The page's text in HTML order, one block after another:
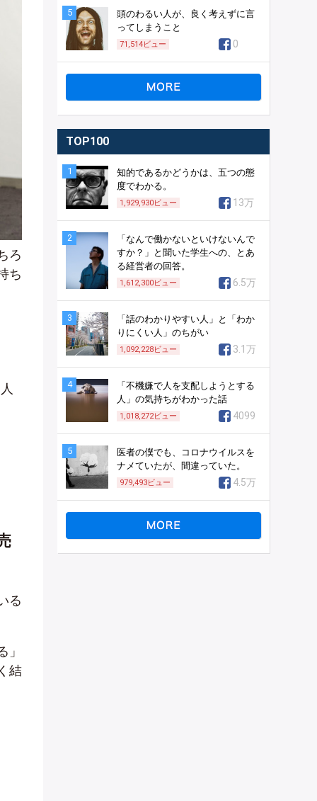
ろ
ち
る
結
5
頭のわるい人が、良く考えずに言
ってしまうこと
71,514ビュー 0
TOP100
1
知的であるかどうかは、五つの態
度でわかる。
1,929,930ビュー 13万
2
「なんで働かないといけないんで
すか？」と聞いた学生への、とあ
る経営者の回答。
1,612,300ビュー 6.5万
3
「話のわかりやすい人」と「わか
りにくい人」のちがい
1,092,228ビュー 3.1万
4
「不機嫌で人を支配しようとする
人」の気持ちがわかった話
1,018,272ビュー 4099
5
医者の僕でも、コロナウイルスを
ナメていたが、間違っていた。
979,493ビュー 4.5万